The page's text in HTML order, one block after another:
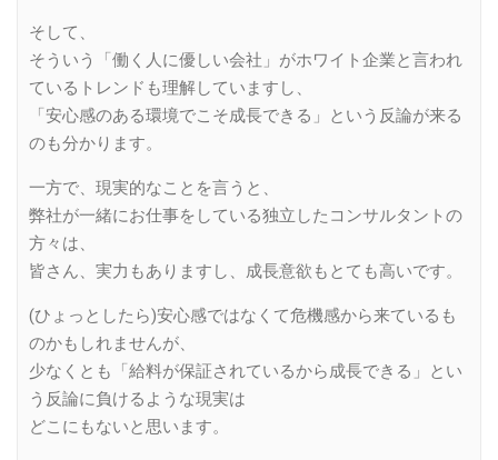
そして、
そういう「働く人に優しい会社」がホワイト企業と言われ
ているトレンドも理解していますし、
「安心感のある環境でこそ成長できる」という反論が来る
のも分かります。
一方で、現実的なことを言うと、
弊社が一緒にお仕事をしている独立したコンサルタントの
方々は、
皆さん、実力もありますし、成長意欲もとても高いです。
(ひょっとしたら)安心感ではなくて危機感から来ているも
のかもしれませんが、
少なくとも「給料が保証されているから成長できる」とい
う反論に負けるような現実は
どこにもないと思います。